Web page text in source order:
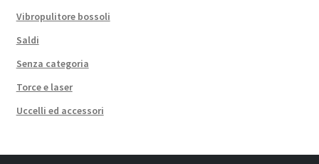
Vibropulitore bossoli
Saldi
Senza categoria
Torce e laser
Uccelli ed accessori